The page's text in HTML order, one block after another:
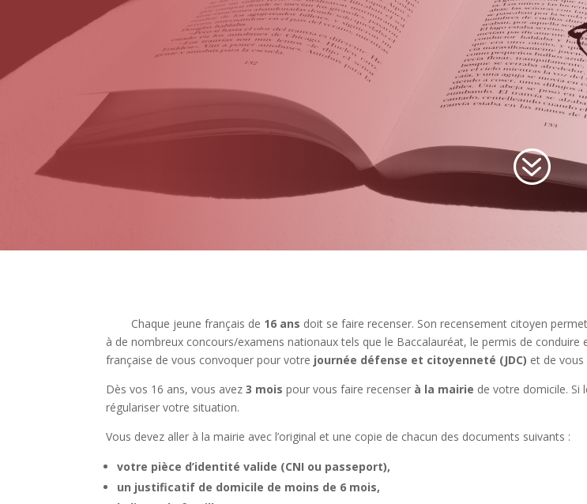
?
Chaque jeune français de 16 ans doit se faire recenser. Son recensement citoyen
à de nombreux concours/examens nationaux tels que le Baccalauréat, le permis de
française de vous convoquer pour votre journée défense et citoyenneté (JDC) et de
Dès vos 16 ans, vous avez3 mois pour vous faire recenser à la mairie de votre domicile. Si
régulariser votre situation.
Vous devez aller à la mairie avec l’original et une copie de chacun des documents suivants :
votre pièce d’identité valide (CNI ou passeport),
un justificatif de domicile de moins de 6 mois,